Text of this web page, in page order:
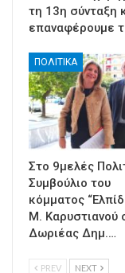
τη 13η σύνταξη
επαναφέρουμε
ΠΟΛΙΤΙΚΑ
Στο 9μελές
Συμβούλιο του
κόμματος
Μ. Καρυστιανού
Δωριέας Δημ.…
PREV NEXT